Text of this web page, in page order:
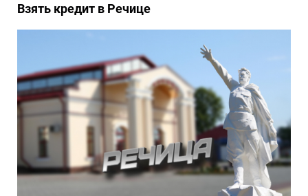
Взять кредит в Речице